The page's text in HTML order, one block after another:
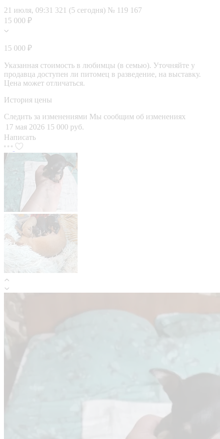
21 июля, 09:31 321 (5 сегодня) № 119 167
15 000 ₽
15 000 ₽
Указанная стоимость в любимцы (в семью). Уточняйте у
продавца доступен ли питомец в разведение, на выставку.
Цена может отличаться.
История цены
Следить за изменениями Мы сообщим об изменениях
17 мая 2026 15 000 руб.
Написать